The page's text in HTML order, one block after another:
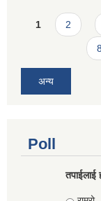
Pages
1 2
8
अन्य
Poll
तपाईलाई